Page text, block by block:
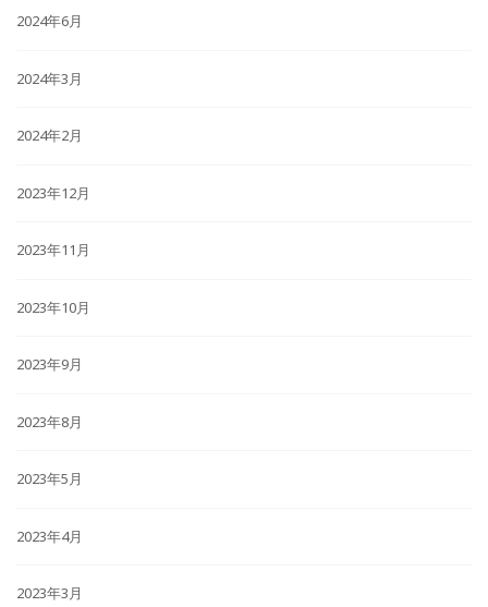
2024年6月
2024年3月
2024年2月
2023年12月
2023年11月
2023年10月
2023年9月
2023年8月
2023年5月
2023年4月
2023年3月